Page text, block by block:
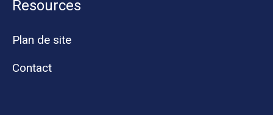
Resources
Plan de site
Contact